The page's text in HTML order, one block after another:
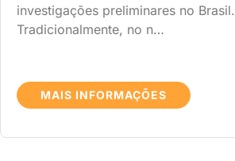
investigações preliminares no Brasil.
Tradicionalmente, no n…
MAIS INFORMAÇÕES